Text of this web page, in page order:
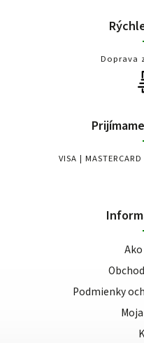
Doprava
VISA |
Podmienky